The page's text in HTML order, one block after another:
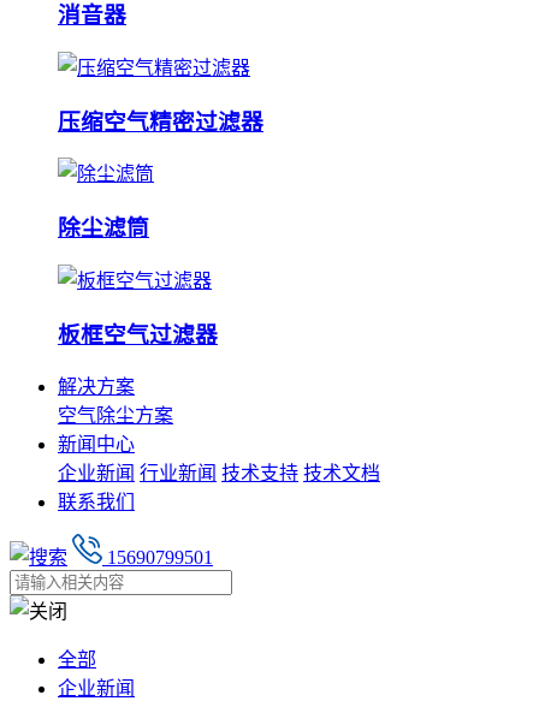
消音器
压缩空气精密过滤器
除尘滤筒
板框空气过滤器
解决方案
空气除尘方案
新闻中心
企业新闻 行业新闻 技术支持 技术文档
联系我们
15690799501
全部
企业新闻